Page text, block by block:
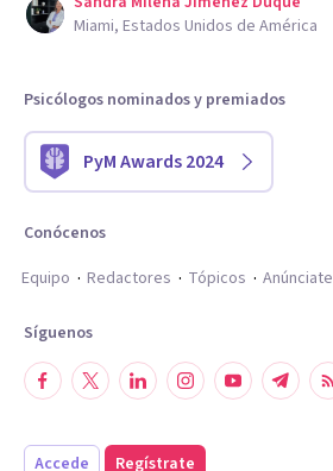
Miami, Estados Unidos de América
Psicólogos nominados y premiados
PyM Awards 2024
Conócenos
Equipo
Redactores Tópicos Anúnciate
Síguenos
Accede Regístrate